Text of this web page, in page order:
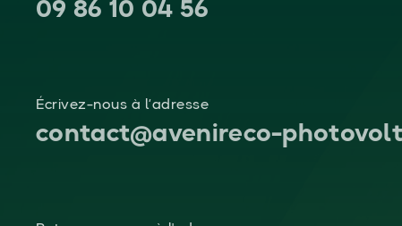
09 86 10 04 56
Écrivez-nous à l’adresse
contact@avenireco-